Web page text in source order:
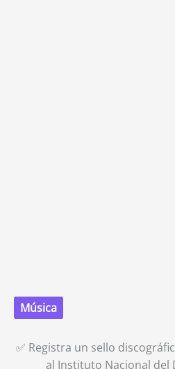
Música
✅ Registra un sello
al Instituto Nacional del